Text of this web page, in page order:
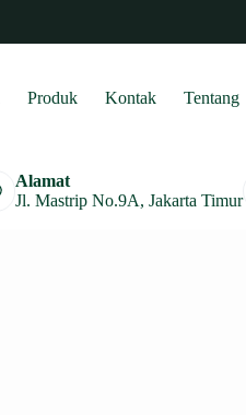
Produk Kontak Tentang
Alamat
Jl. Mastrip No.9A, Jakarta Timur